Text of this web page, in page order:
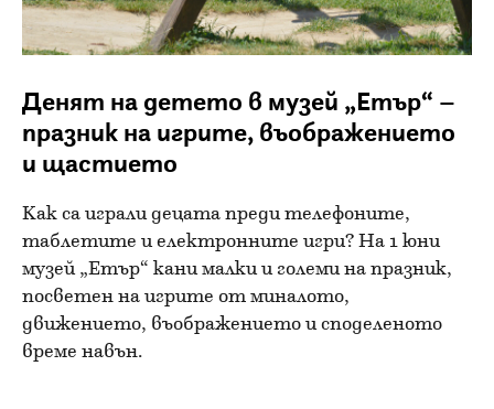
Денят на детето в музей „Етър“ –
празник на игрите, въображението
и щастието
Как са играли децата преди телефоните,
таблетите и електронните игри? На 1 юни
музей „Етър“ кани малки и големи на празник,
посветен на игрите от миналото,
движението, въображението и споделеното
време навън.